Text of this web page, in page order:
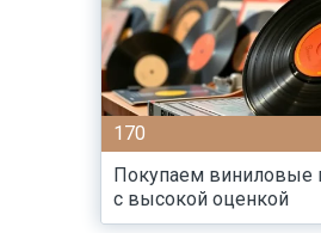
170
Покупаем виниловые
с высокой оценкой